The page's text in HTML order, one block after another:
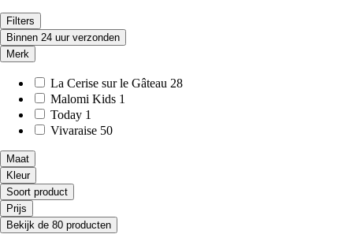
Filters
Binnen 24 uur verzonden
Merk
La Cerise sur le Gâteau 28
Malomi Kids 1
Today 1
Vivaraise 50
Maat
Kleur
Soort product
Prijs
Bekijk de 80 producten